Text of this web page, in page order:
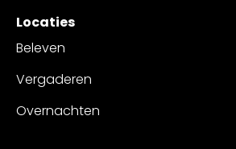
Locaties
Beleven
Vergaderen
Overnachten